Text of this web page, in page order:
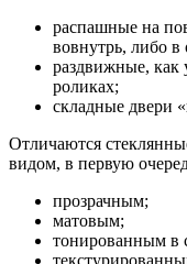
распашные на
вовнутрь, либо в
раздвижные, как
роликах;
складные двери
Отличаются
видом, в первую
прозрачным;
матовым;
тонированным в